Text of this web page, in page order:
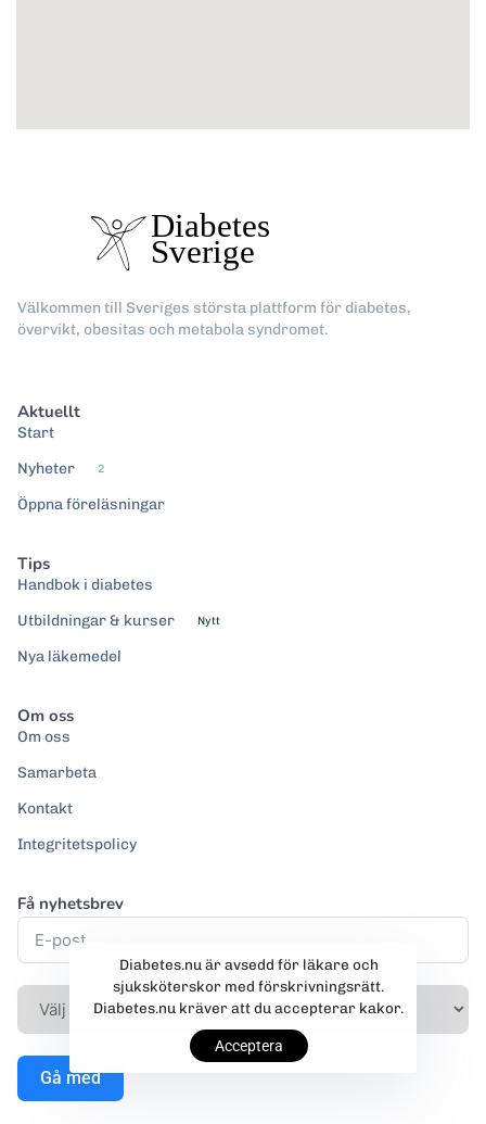
Välkommen till Sveriges största plattform för diabetes,
övervikt, obesitas och metabola syndromet.
Aktuellt
Start
Nyheter
2
Öppna föreläsningar
Tips
Handbok i diabetes
Utbildningar & kurser
Nytt
Nya läkemedel
Om oss
Om oss
Samarbeta
Kontakt
Integritetspolicy
Få nyhetsbrev
Gå med
Diabetes.nu är avsedd för läkare och
sjuksköterskor med förskrivningsrätt.
Diabetes.nu kräver att du accepterar kakor.
Acceptera